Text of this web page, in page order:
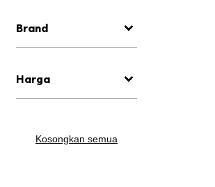
Brand
Harga
Kosongkan semua